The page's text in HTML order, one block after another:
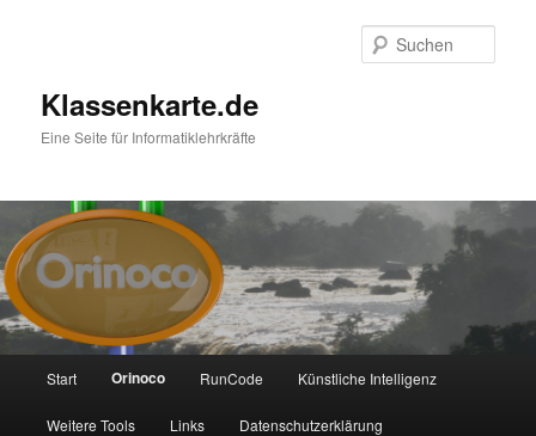
Klassenkarte.de
Eine Seite für Informatiklehrkräfte
Start Orinoco RunCode Künstliche Intelligenz
Weitere Tools Links Datenschutzerklärung